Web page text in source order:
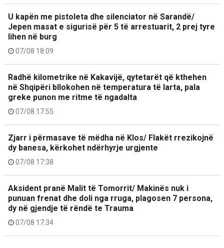
U kapën me pistoleta dhe silenciator në Sarandë/
Jepen masat e sigurisë për 5 të arrestuarit, 2 prej tyre
lihen në burg
07/08 18:09
Radhë kilometrike në Kakavijë, qytetarët që kthehen
në Shqipëri bllokohen në temperatura të larta, pala
greke punon me ritme të ngadalta
07/08 17:55
Zjarr i përmasave të mëdha në Klos/ Flakët rrezikojnë
dy banesa, kërkohet ndërhyrje urgjente
07/08 17:38
Aksident pranë Malit të Tomorrit/ Makinës nuk i
punuan frenat dhe doli nga rruga, plagosen 7 persona,
dy në gjendje të rëndë te Trauma
07/08 17:34